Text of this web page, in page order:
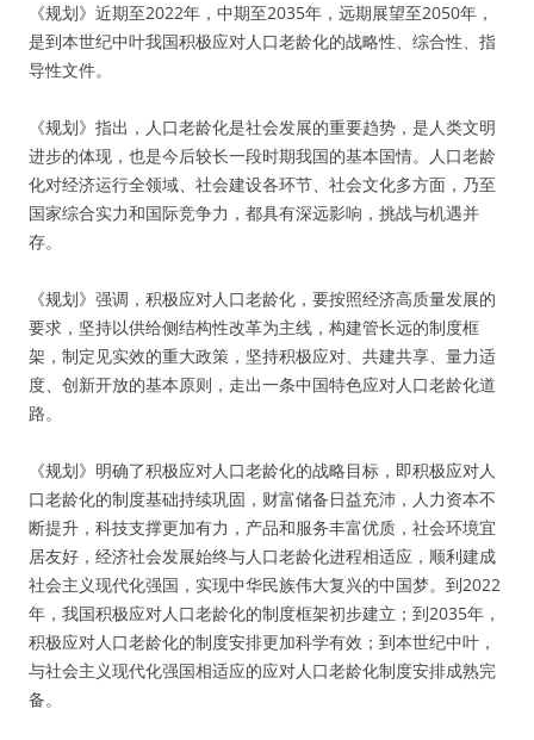
《规划》近期至2022年，中期至2035年，远期展望至2050年，
是到本世纪中叶我国积极应对人口老龄化的战略性、综合性、指
导性文件。
《规划》指出，人口老龄化是社会发展的重要趋势，是人类文明
进步的体现，也是今后较长一段时期我国的基本国情。人口老龄
化对经济运行全领域、社会建设各环节、社会文化多方面，乃至
国家综合实力和国际竞争力，都具有深远影响，挑战与机遇并
存。
《规划》强调，积极应对人口老龄化，要按照经济高质量发展的
要求，坚持以供给侧结构性改革为主线，构建管长远的制度框
架，制定见实效的重大政策，坚持积极应对、共建共享、量力适
度、创新开放的基本原则，走出一条中国特色应对人口老龄化道
路。
《规划》明确了积极应对人口老龄化的战略目标，即积极应对人
口老龄化的制度基础持续巩固，财富储备日益充沛，人力资本不
断提升，科技支撑更加有力，产品和服务丰富优质，社会环境宜
居友好，经济社会发展始终与人口老龄化进程相适应，顺利建成
社会主义现代化强国，实现中华民族伟大复兴的中国梦。到2022
年，我国积极应对人口老龄化的制度框架初步建立；到2035年，
积极应对人口老龄化的制度安排更加科学有效；到本世纪中叶，
与社会主义现代化强国相适应的应对人口老龄化制度安排成熟完
备。